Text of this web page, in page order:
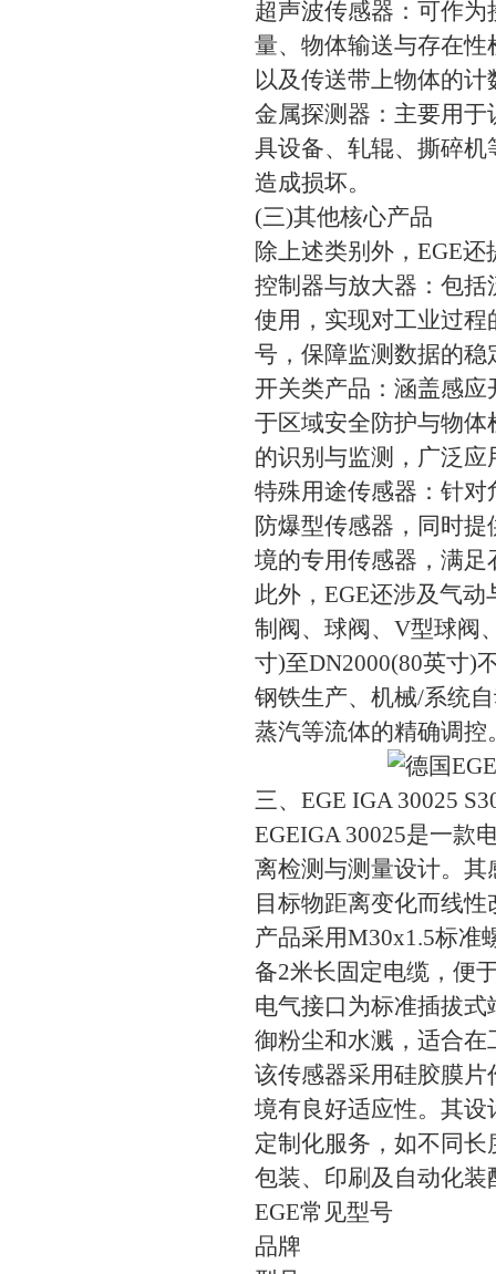
超声波传感器：可作
量、物体输送与存在
以及传送带上物体的
金属探测器：主要用
具设备、轧辊、撕碎
造成损坏。
(三)其他核心产品
除上述类别外，EGE
控制器与放大器：包
使用，实现对工业过
号，保障监测数据的
开关类产品：涵盖感
于区域安全防护与物
的识别与监测，广泛
特殊用途传感器：针
防爆型传感器，同时
境的专用传感器，满
此外，EGE还涉及气
制阀、球阀、V型球阀
寸)至DN2000(80英寸)
钢铁生产、机械/系统
蒸汽等流体的精确调控
三、EGE IGA 30025
EGEIGA 30025是一款
离检测与测量设计。其
目标物距离变化而线
产品采用M30x1.5标准
备2米长固定电缆，便
电气接口为标准插拔
御粉尘和水溅，适合
该传感器采用硅胶膜
境有良好适应性。其
定制化服务，如不同
包装、印刷及自动化
EGE常见型号
品牌